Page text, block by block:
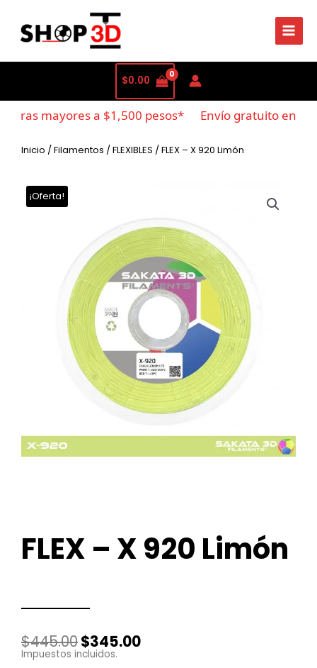
$0.00
mayores a $1,500 pesos* Envío gratuito en
Inicio /Filamentos /FLEXIBLES / FLEX – X 920 Limón
¡Oferta!
FLEX – X 920 Limón
$445.00El
precio
$345.00El
Impuestos incluidos.